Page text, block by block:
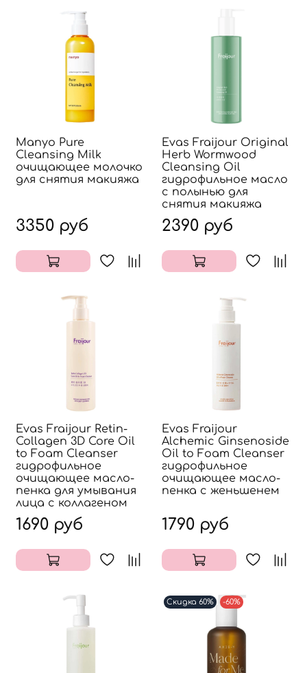
Manyo Pure
Cleansing Milk
очищающее молочко
для снятия макияжа
3350 руб
Evas Fraijour Original
Herb Wormwood
Cleansing Oil
гидрофильное масло
с полынью для
снятия макияжа
2390 руб
Evas Fraijour Retin-
Collagen 3D Core Oil
to Foam Cleanser
гидрофильное
очищающее масло-
пенка для умывания
лица с коллагеном
1690 руб
Evas Fraijour
Alchemic Ginsenoside
Oil to Foam Cleanser
гидрофильное
очищающее масло-
пенка с женьшенем
1790 руб
Скидка 60% -60%